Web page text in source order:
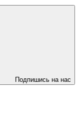
Подпишись на нас